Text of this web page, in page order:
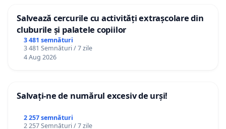
Salvează cercurile cu activități extrașcolare din
cluburile și palatele copiilor
3 481 semnături
3 481 Semnături / 7 zile
4 Aug 2026
Salvați-ne de numărul excesiv de urși!
2 257 semnături
2 257 Semnături / 7 zile